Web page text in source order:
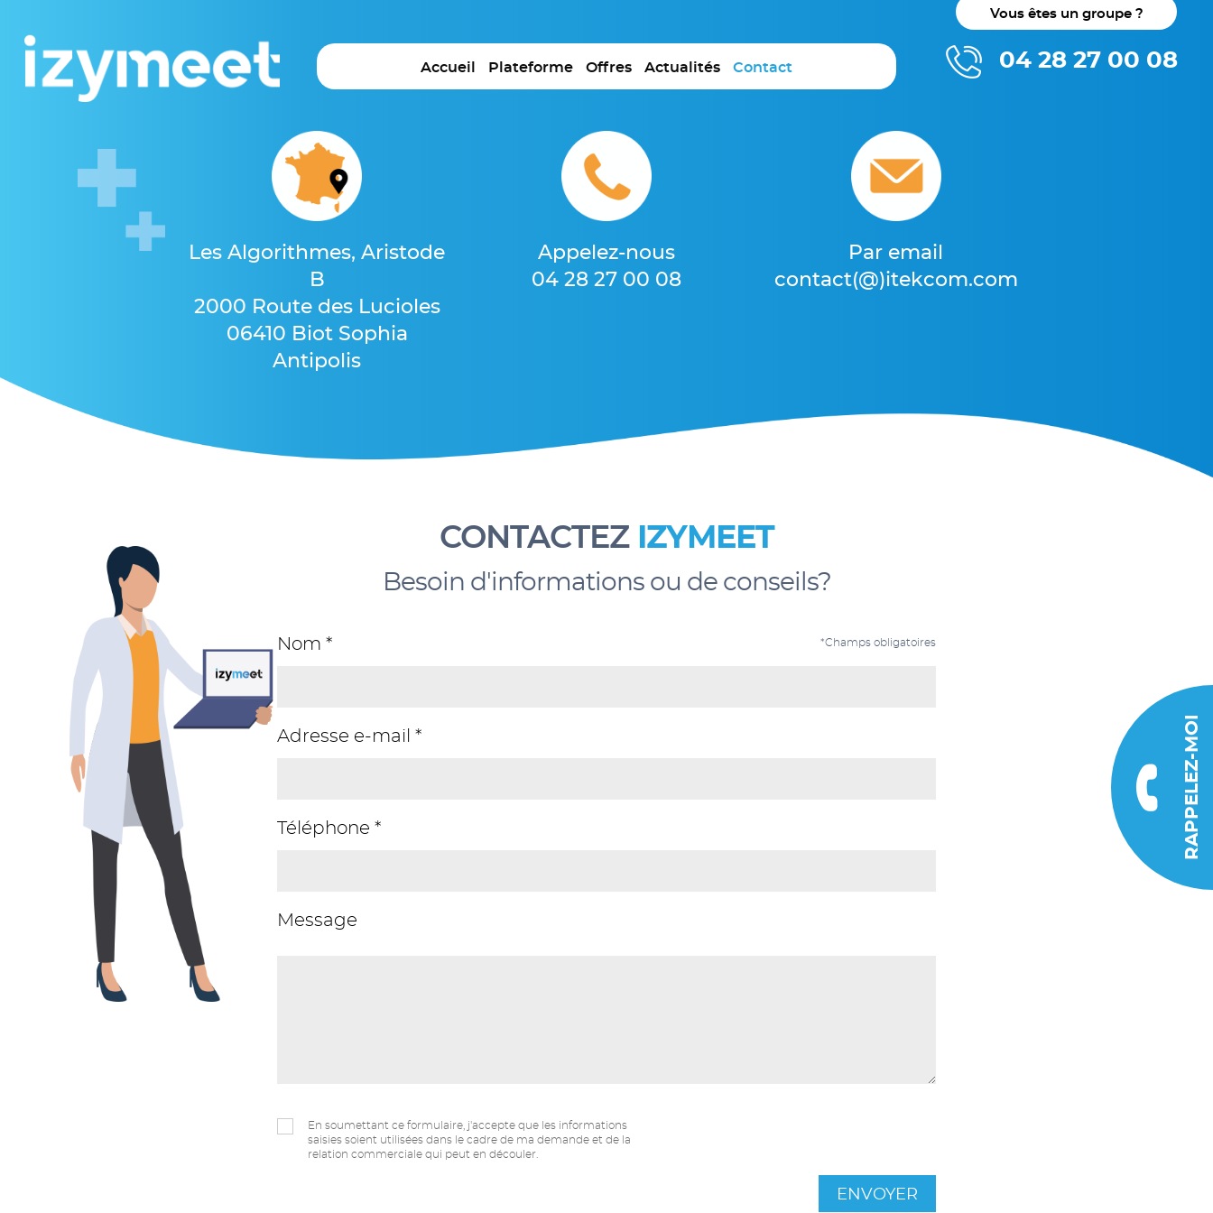
Accueil Plateforme Offres Actualités Contact 04 28 27 00 08
Vous êtes un groupe ?
Les Algorithmes, Aristode
B
2000 Route des Lucioles
06410 Biot Sophia
Antipolis
Appelez-nous
04 28 27 00 08
Par email
contact(@)itekcom.com
CONTACTEZ IZYMEET
Besoin d'informations ou de conseils?
*Champs obligatoires
Nom *
Adresse e-mail *
Téléphone *
Message
En soumettant ce formulaire, j'accepte que les informations
saisies soient utilisées dans le cadre de ma demande et de la
relation commerciale qui peut en découler.
RAPPELEZ-MOI